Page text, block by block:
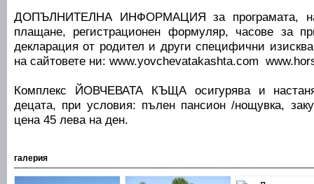
ДОПЪЛНИТЕЛНА ИНФОРМАЦИЯ за програмата,
плащане, регистрационен формуляр, часове за
декларация от родител и други специфични
на сайтовете ни: www.yovchevatakashta.com
Комплекс ЙОВЧЕВАТА КЪЩА осигурява и
децата, при условия: пълен пансион /нощувка,
цена 45 лева на ден.
галерия